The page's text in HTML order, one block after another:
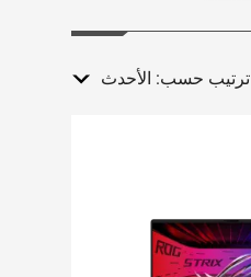
ترتيب حسب: الأحدث